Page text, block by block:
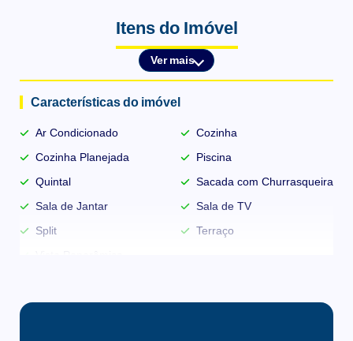
Itens do Imóvel
Ver mais
Características do imóvel
Ar Condicionado
Cozinha
Cozinha Planejada
Piscina
Quintal
Sacada com Churrasqueira
Sala de Jantar
Sala de TV
Split
Terraço
Infraestrutura do condomínio